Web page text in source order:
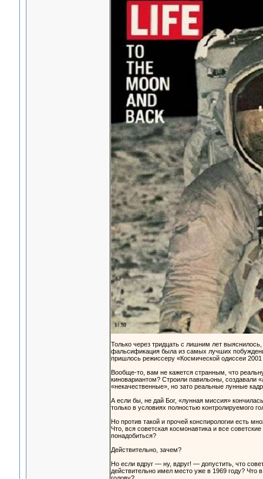
Только через тридцать с лишним лет
фальсификация была из самых лучших
пришлось режиссеру «Космической одиссеи
Вообще-то, вам не кажется странным, что
киновариантом? Строили павильоны,
«некачественные», но зато реальные лунные
А если бы, не дай Бог, «лунная миссия»
только в условиях полностью контролируемого
Но против такой и прочей конспирологии есть
Что, вся советская космонавтика и все
понадобиться?
Действительно, зачем?
Но если вдруг — ну, вдруг! — допустить, что
действительно имел место уже в 1969 году? Что